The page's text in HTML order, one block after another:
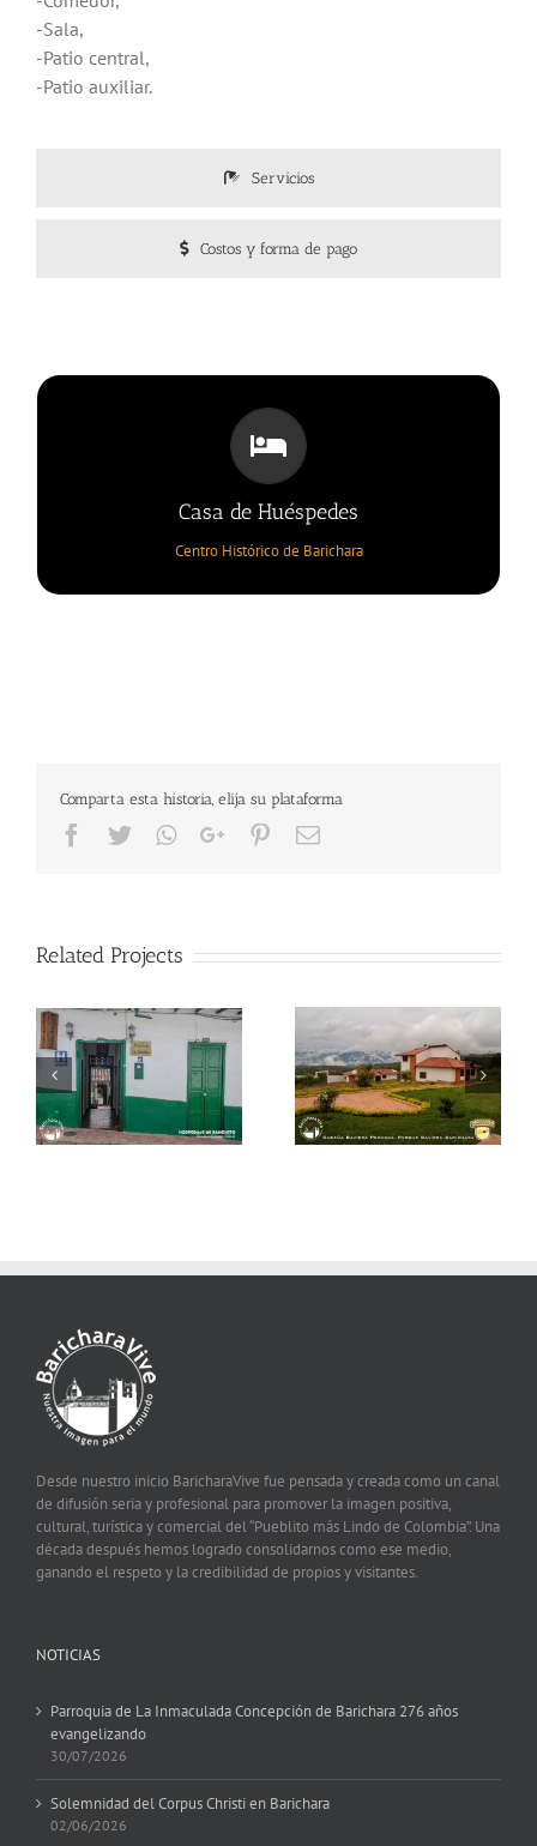
-Sala,
-Patio central,
-Patio auxiliar.
Servicios
Costos y forma de pago
Casa de Huéspedes
Centro Histórico de Barichara
CENTRO HISTÓRICO DE BARICHARA
Casa de Huéspedes
Comparta esta historia, elija su plataforma
Facebook
TwitterWhatsapp
Google+Pinterest
Email
Related Projects
Condominio Parque
Baviera
Posada mi Tierra
Guane
Desde nuestro inicio BaricharaVive fue pensada y creada como un canal
de difusión seria y profesional para promover la imagen positiva,
cultural, turística y comercial del “Pueblito más Lindo de Colombia”. Una
década después hemos logrado consolidarnos como ese medio,
ganando el respeto y la credibilidad de propios y visitantes.
NOTICIAS
Parroquia de La Inmaculada Concepción de Barichara 276 años
evangelizando
30/07/2026
Solemnidad del Corpus Christi en Barichara
02/06/2026